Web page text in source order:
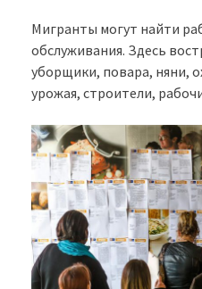
Мигранты могут найти
обслуживания. Здесь
уборщики, повара, няни,
урожая, строители,